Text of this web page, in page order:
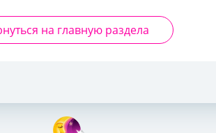
на главную раздела